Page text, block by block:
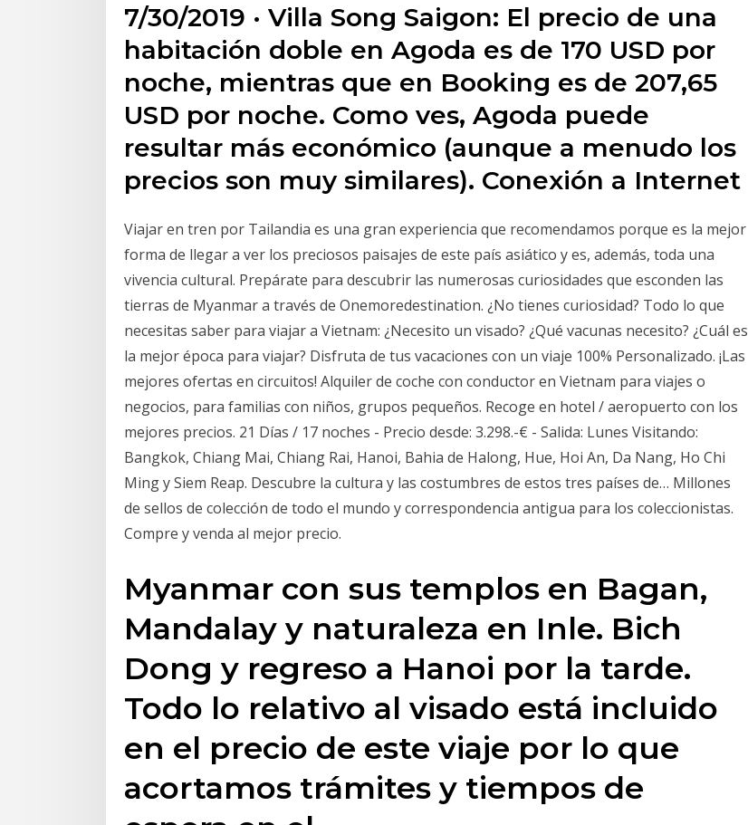
7/30/2019 · Villa Song Saigon: El precio de una
habitación doble en Agoda es de 170 USD por
noche, mientras que en Booking es de 207,65
USD por noche. Como ves, Agoda puede
resultar más económico (aunque a menudo los
precios son muy similares). Conexión a Internet
Viajar en tren por Tailandia es una gran experiencia que recomendamos porque es la mejor
forma de llegar a ver los preciosos paisajes de este país asiático y es, además, toda una
vivencia cultural. Prepárate para descubrir las numerosas curiosidades que esconden las
tierras de Myanmar a través de Onemoredestination. ¿No tienes curiosidad? Todo lo que
necesitas saber para viajar a Vietnam: ¿Necesito un visado? ¿Qué vacunas necesito? ¿Cuál es
la mejor época para viajar? Disfruta de tus vacaciones con un viaje 100% Personalizado. ¡Las
mejores ofertas en circuitos! Alquiler de coche con conductor en Vietnam para viajes o
negocios, para familias con niños, grupos pequeños. Recoge en hotel / aeropuerto con los
mejores precios. 21 Días / 17 noches - Precio desde: 3.298.-€ - Salida: Lunes Visitando:
Bangkok, Chiang Mai, Chiang Rai, Hanoi, Bahia de Halong, Hue, Hoi An, Da Nang, Ho Chi
Ming y Siem Reap. Descubre la cultura y las costumbres de estos tres países de… Millones
de sellos de colección de todo el mundo y correspondencia antigua para los coleccionistas.
Compre y venda al mejor precio.
Myanmar con sus templos en Bagan,
Mandalay y naturaleza en Inle. Bich
Dong y regreso a Hanoi por la tarde.
Todo lo relativo al visado está incluido
en el precio de este viaje por lo que
acortamos trámites y tiempos de